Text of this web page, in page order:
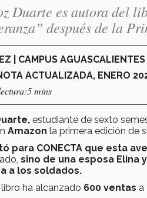
Duarte es autora del
después de la
| CAMPUS AGUASCALIENTES
ACTUALIZADA, ENERO
mins
estudiante de sexto
Amazon la primera edición de
para CONECTA que esta
sino de una esposa Elina
a los soldados.
ha alcanzado 600 ventas a